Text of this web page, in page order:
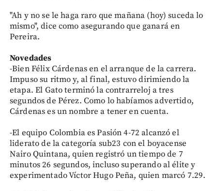
"Ah y no se le haga raro que mañana (hoy) suceda lo
mismo", dice como asegurando que ganará en
Pereira.
Novedades
-Bien Félix Cárdenas en el arranque de la carrera.
Impuso su ritmo y, al final, estuvo dirimiendo la
etapa. El Gato terminó la contrarreloj a tres
segundos de Pérez. Como lo habíamos advertido,
Cárdenas es un nombre a tener en cuenta.
-El equipo Colombia es Pasión 4-72 alcanzó el
liderato de la categoría sub23 con el boyacense
Nairo Quintana, quien registró un tiempo de 7
minutos 26 segundos, incluso superando al élite y
experimentado Víctor Hugo Peña, quien marcó 7.29.